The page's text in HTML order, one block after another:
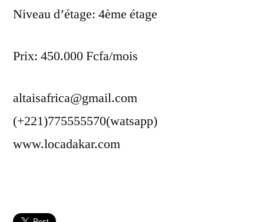
Niveau d’étage: 4ème étage
Prix: 450.000 Fcfa/mois
altaisafrica@gmail.com
(+221)775555570(watsapp)
www.locadakar.com